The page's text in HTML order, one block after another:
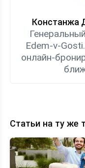
Констанжа
Edem-v-
онлайн-
Статьи на ту же
Топ-8
семейных
гостевых
домов